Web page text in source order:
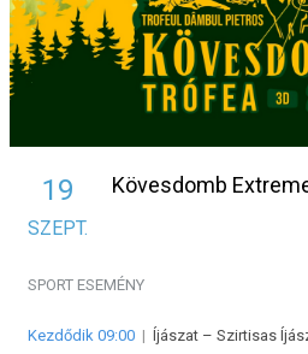
19
SZEPT.
Kövesdomb
SPORT ESEMÉNY
Kezdődik 09:00 | Íjászat – Szirtisas